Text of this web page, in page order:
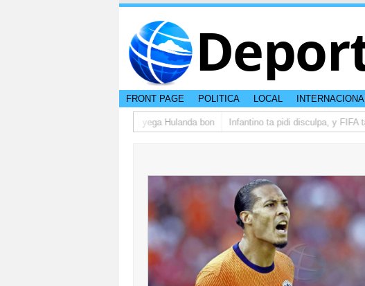
FRONT PAGE POLITICA LOCAL
di studiantenan di Aruba a yega Hulanda bon Infantino ta pidi disculpa, y FIFA ta